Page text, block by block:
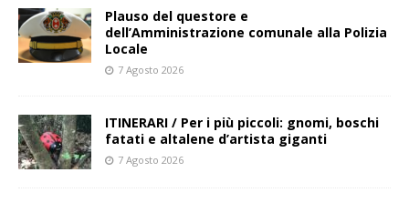
Plauso del questore e
dell’Amministrazione comunale alla Polizia
Locale
7 Agosto 2026
ITINERARI / Per i più piccoli: gnomi, boschi
fatati e altalene d’artista giganti
7 Agosto 2026